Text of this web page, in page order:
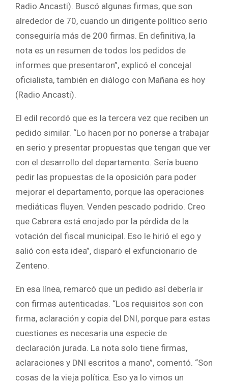
Radio Ancasti). Buscó algunas firmas, que son
alrededor de 70, cuando un dirigente político serio
conseguiría más de 200 firmas. En definitiva, la
nota es un resumen de todos los pedidos de
informes que presentaron”, explicó el concejal
oficialista, también en diálogo con Mañana es hoy
(Radio Ancasti).
El edil recordó que es la tercera vez que reciben un
pedido similar. “Lo hacen por no ponerse a trabajar
en serio y presentar propuestas que tengan que ver
con el desarrollo del departamento. Sería bueno
pedir las propuestas de la oposición para poder
mejorar el departamento, porque las operaciones
mediáticas fluyen. Venden pescado podrido. Creo
que Cabrera está enojado por la pérdida de la
votación del fiscal municipal. Eso le hirió el ego y
salió con esta idea”, disparó el exfuncionario de
Zenteno.
En esa línea, remarcó que un pedido así debería ir
con firmas autenticadas. “Los requisitos son con
firma, aclaración y copia del DNI, porque para estas
cuestiones es necesaria una especie de
declaración jurada. La nota solo tiene firmas,
aclaraciones y DNI escritos a mano”, comentó. “Son
cosas de la vieja política. Eso ya lo vimos un